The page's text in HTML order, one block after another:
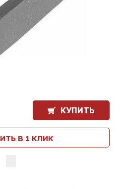
КУПИТЬ
В 1 КЛИК